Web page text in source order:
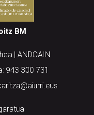
BM
| ANDOAIN
943 300 731